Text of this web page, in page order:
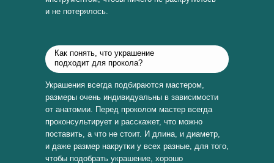
и не потерялось.
Как понять, что украшение
подходит для прокола?
Украшения всегда подбираются мастером,
размеры очень индивидуальны в зависимости
от анатомии. Перед проколом мастер всегда
проконсультирует и расскажет, что можно
поставить, а что не стоит. И длина, и диаметр,
и даже размер накрутки у всех разные, для того,
чтобы подобрать украшение, хорошо